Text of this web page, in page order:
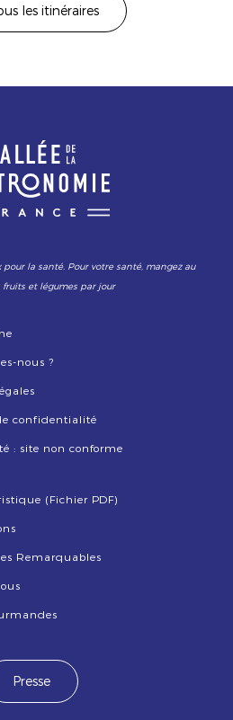
les itinéraires
pour la santé. Pour votre santé, mangez au
et légumes par jour
nous ?
confidentialité
: site non conforme
(Fichier PDF)
Remarquables
Presse